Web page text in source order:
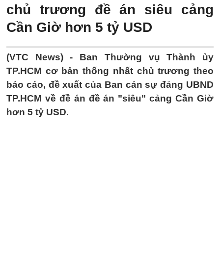
chủ trương đề án siêu cảng
Cần Giờ hơn 5 tỷ USD
(VTC News) - Ban Thường vụ Thành ủy
TP.HCM cơ bản thống nhất chủ trương theo
báo cáo, đề xuất của Ban cán sự đảng UBND
TP.HCM về đề án đề án "siêu" cảng Cần Giờ
hơn 5 tỷ USD.